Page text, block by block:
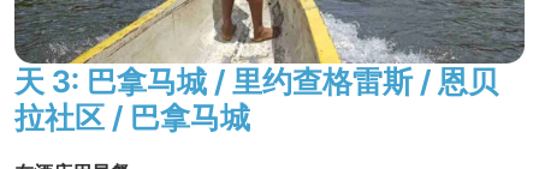
糖浆的清凉饮料，在当地人中很受欢迎。
晚餐后自由活动，夜宿酒店。
天 3: 巴拿马城 / 里约查格雷斯 / 恩贝
拉社区 / 巴拿马城